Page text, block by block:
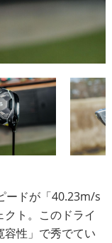
ードが「40.23m/s
ト。このドライ
性」で秀でてい